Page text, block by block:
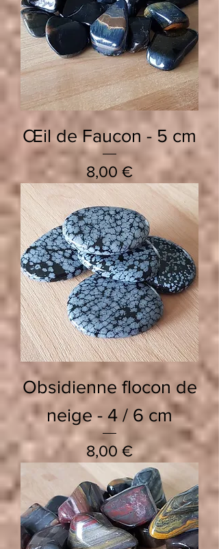
Œil de Faucon - 5 cm
Prix
8,00 €
Obsidienne flocon de
neige - 4 / 6 cm
Prix
8,00 €